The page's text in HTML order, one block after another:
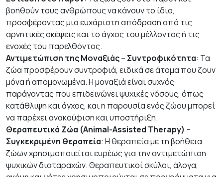
βοηθούν τους ανθρώπους να κάνουν το ίδιο,
προσφέροντας μια ευχάριστη απόδραση από τις
αρνητικές σκέψεις και το άγχος του μέλλοντος ή τις
ενοχές του παρελθόντος.
Αντιμετώπιση της Μοναξιάς– Συντροφικότητα: Τα
ζώα προσφέρουν συντροφιά, ειδικά σε άτομα που ζουν
μόνα ή απομονωμένα. Η μοναξιά είναι συχνός
παράγοντας που επιδεινώνει ψυχικές νόσους, όπως
κατάθλιψη και άγχος, και η παρουσία ενός ζώου μπορεί
να παρέχει ανακούφιση και υποστήριξη.
Θεραπευτικά Ζώα (Animal-Assisted Therapy) –
Συγκεκριμένη θεραπεία: Η θεραπεία με τη βοήθεια
ζώων χρησιμοποιείται ευρέως για την αντιμετώπιση
ψυχικών διαταραχών. Θεραπευτικοί σκύλοι, άλογα,